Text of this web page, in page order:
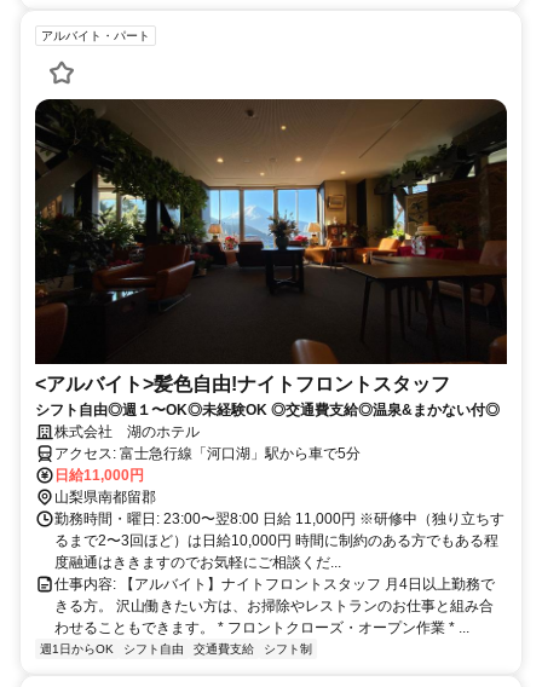
アルバイト・パート
<アルバイト>髪色自由!ナイトフロントスタッフ
シフト自由◎週１〜OK◎未経験OK ◎交通費支給◎温泉&まかない付◎
株式会社 湖のホテル
アクセス: 富士急行線「河口湖」駅から車で5分
日給11,000円
山梨県南都留郡
勤務時間・曜日: 23:00〜翌8:00 日給 11,000円 ※研修中（独り立ちす
るまで2〜3回ほど）は日給10,000円 時間に制約のある方でもある程
度融通はききますのでお気軽にご相談くだ...
仕事内容: 【アルバイト】ナイトフロントスタッフ 月4日以上勤務で
きる方。 沢山働きたい方は、お掃除やレストランのお仕事と組み合
わせることもできます。 * フロントクローズ・オープン作業 * ...
週1日からOK シフト自由 交通費支給 シフト制